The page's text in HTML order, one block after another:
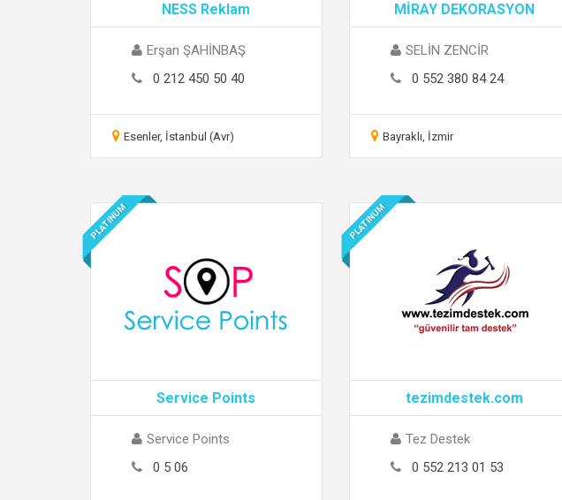
NESS Reklam
Erşan ŞAHİNBAŞ
0 212 450 50 40
Esenler, İstanbul (Avr)
MİRAY DEKORASYON
SELİN ZENCİR
0 552 380 84 24
Bayraklı, İzmir
PLATINUM
Service Points
Service Points
0 5 06
PLATINUM
tezimdestek.com
Tez Destek
0 552 213 01 53